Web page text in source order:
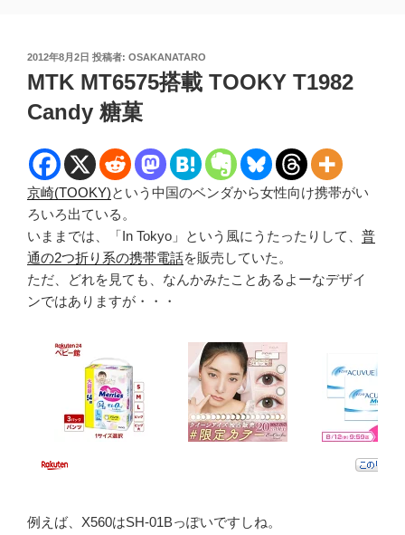
投
稿
日:
2012年8月2日 投稿者: OSAKANATARO
MTK MT6575搭載 TOOKY T1982
Candy 糖菓
京崎(TOOKY)という中国のベンダから女性向け携帯がい
ろいろ出ている。
いままでは、「In Tokyo」という風にうたったりして、 普
通の2つ折り系の携帯電話を販売していた。
ただ、どれを見ても、なんかみたことあるよーなデザイ
ンではありますが・・・
例えば、X560はSH-01Bっぽいですしね。